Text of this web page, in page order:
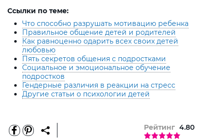
Ссылки по теме:
Что способно разрушать мотивацию ребенка
Правильное общение детей и родителей
Как равноценно одарить всех своих детей
любовью
Пять секретов общения с подростками
Социальное и эмоциональное обучение
подростков
Гендерные различия в реакции на стресс
Другие статьи о психологии детей
Рейтинг 4.80